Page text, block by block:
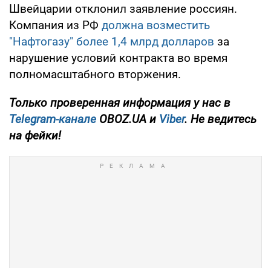
Швейцарии отклонил заявление россиян.
Компания из РФ должна возместить
"Нафтогазу" более 1,4 млрд долларов за
нарушение условий контракта во время
полномасштабного вторжения.
Только проверенная информация у нас в
Telegram-канале OBOZ.UA и Viber. Не ведитесь
на фейки!